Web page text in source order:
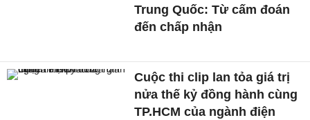
Trung Quốc: Từ cấm đoán
đến chấp nhận
Cuộc thi clip lan tỏa giá trị
nửa thế kỷ đồng hành cùng
TP.HCM của ngành điện